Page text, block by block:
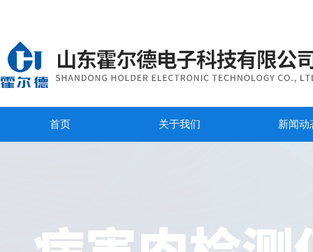
首页 关于我们 新闻动